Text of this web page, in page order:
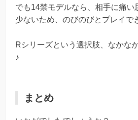
でも14禁モデルなら、相手に痛い
少ないため、のびのびとプレイで
Rシリーズという選択肢、なかな
♪
まとめ